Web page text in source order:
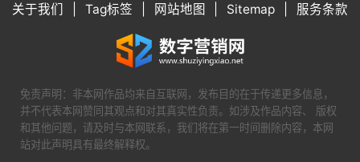
排名的重要因素，快速加载的网站能够获得更好的
3.降低跳出率
用户体验与SEO密切相关。响应式网站提供一
致的用户体验，能够有效降低跳出率。搜索引擎会
将低跳出率视为网站质量的标志，从而提高其排
关于我们 Tag标签 网站地图 Sitemap 服务条款
免责声明：非本网作品均来自互联网，发布目的在于传递更多信息，
并不代表本网赞同其观点和对其真实性负责。如涉及作品内容、 版权
和其他问题，请及时与本网联系，我们将在第一时间删除内容，本网
站对此声明具有最终解释权。